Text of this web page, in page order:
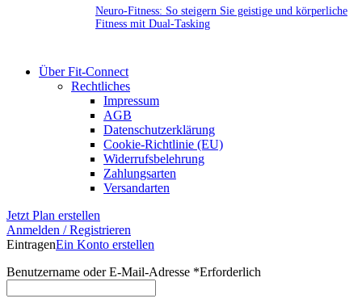
Neuro-Fitness: So steigern Sie geistige und körperliche
Fitness mit Dual-Tasking
Über Fit-Connect
Rechtliches
Impressum
AGB
Datenschutzerklärung
Cookie-Richtlinie (EU)
Widerrufsbelehrung
Zahlungsarten
Versandarten
Jetzt Plan erstellen
Anmelden / Registrieren
EintragenEin Konto erstellen
Benutzername oder E-Mail-Adresse *Erforderlich